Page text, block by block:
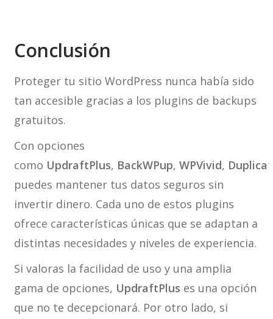
Conclusión
Proteger tu sitio WordPress nunca había sido
tan accesible gracias a los plugins de backups
gratuitos.
Con opciones
como UpdraftPlus, BackWPup, WPVivid,
puedes mantener tus datos seguros sin
invertir dinero. Cada uno de estos plugins
ofrece características únicas que se adaptan a
distintas necesidades y niveles de experiencia.
Si valoras la facilidad de uso y una amplia
gama de opciones, UpdraftPlus es una opción
que no te decepcionará. Por otro lado, si